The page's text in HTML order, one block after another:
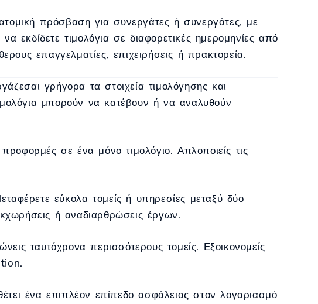
πρόσβαση για συνεργάτες ή συνεργάτες, με
εκδίδετε τιμολόγια σε διαφορετικές ημερομηνίες από
επαγγελματίες, επιχειρήσεις ή πρακτορεία.
γρήγορα τα στοιχεία τιμολόγησης και
μπορούν να κατέβουν ή να αναλυθούν
σε ένα μόνο τιμολόγιο. Απλοποιείς τις
εύκολα τομείς ή υπηρεσίες μεταξύ δύο
ή αναδιαρθρώσεις έργων.
ταυτόχρονα περισσότερους τομείς. Εξοικονομείς
ένα επιπλέον επίπεδο ασφάλειας στον λογαριασμό